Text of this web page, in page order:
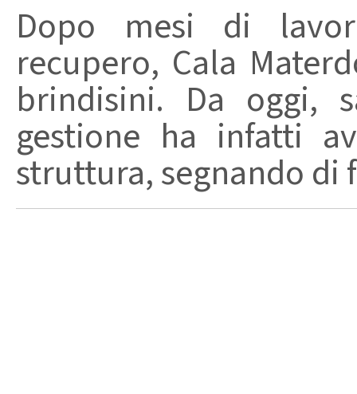
Dopo mesi di
recupero, Cala
brindisini. Da oggi,
gestione ha infatti
struttura, segnando di